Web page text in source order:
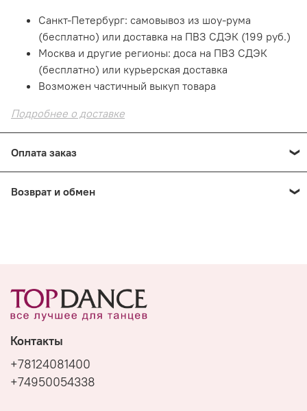
Санкт-Петербург: самовывоз из шоу-рума
(бесплатно) или доставка на ПВЗ СДЭК (199 руб.)
Москва и другие регионы: доса на ПВЗ СДЭК
(бесплатно) или курьерская доставка
Возможен частичный выкуп товара
Подробнее о доставке
Оплата заказ
безопасно!
Возврат и обмен
получения
Подробнее о возврате и обмене
Контакты
+78124081400
+74950054338